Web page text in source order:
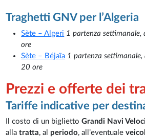
Traghetti GNV per l’Algeria
Sète – Algeri 1 partenza
ore
Sète – Béjaïa 1 partenza
20 ore
Prezzi e offerte dei
Tariffe indicative per
Il costo di un bigliettoGrandi Navi
allatratta, al periodo, all’eventuale